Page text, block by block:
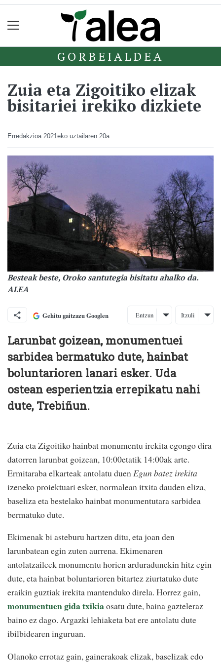
GORBEIALDEA
Zuia eta Zigoitiko elizak
bisitariei irekiko dizkiete
Erredakzioa 2021eko uztailaren 20a
Besteak beste, Oroko santutegia bisitatu ahalko da.
ALEA
Gehitu gaitzazu Googlen Entzun Itzuli
Larunbat goizean, monumentuei
sarbidea bermatuko dute, hainbat
boluntarioren lanari esker. Uda
ostean esperientzia errepikatu nahi
dute, Trebiñun.
Zuia eta Zigoitiko hainbat monumentu irekita egongo dira
datorren larunbat goizean, 10:00etatik 14:00ak arte.
Ermitaraba elkarteak antolatu duen Egun batez irekita
izeneko proiektuari esker, normalean itxita dauden eliza,
baseliza eta bestelako hainbat monumentutara sarbidea
bermatuko dute.
Ekimenak bi asteburu hartzen ditu, eta joan den
larunbatean egin zuten aurrena. Ekimenaren
antolatzaileek monumentu horien arduradunekin hitz egin
dute, eta hainbat boluntarioren bitartez ziurtatuko dute
eraikin guztiak irekita mantenduko direla. Horrez gain,
monumentuen gida txikiaosatu dute, baina gazteleraz
baino ez dago. Argazki lehiaketa bat ere antolatu dute
ibilbidearen inguruan.
Olanoko errotaz gain, gainerakoak elizak, baselizak edo